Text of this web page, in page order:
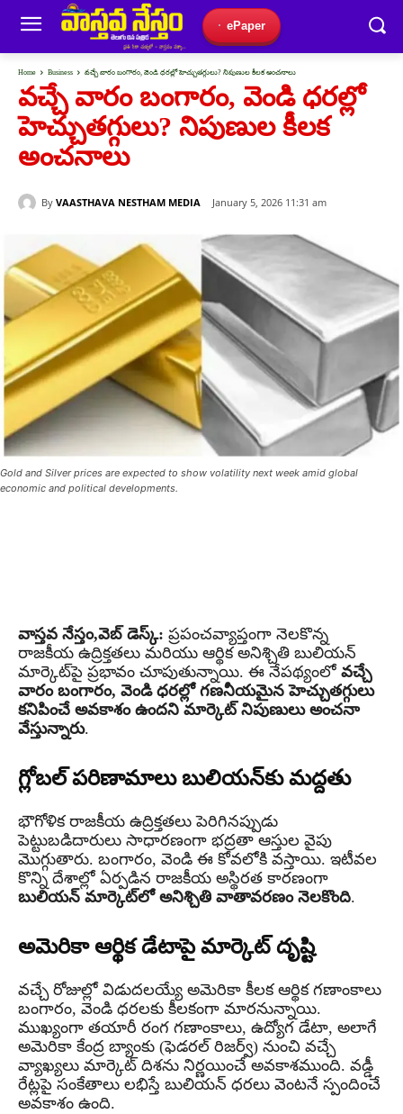
ePaper
Home Business వచ్చే వారం బంగారం, వెండి ధరల్లో హెచ్చుతగ్గులు? నిపుణుల కీలక అంచనాలు
వచ్చే వారం బంగారం, వెండి ధరల్లో
హెచ్చుతగ్గులు? నిపుణుల కీలక
అంచనాలు
By VAASTHAVA NESTHAM MEDIA January 5, 2026 11:31 am
Gold and Silver prices are expected to show volatility next week amid global
economic and political developments.
వాస్తవ నేస్తం,వెబ్ డెస్క్: ప్రపంచవ్యాప్తంగా నెలకొన్న
రాజకీయ ఉద్రిక్తతలు మరియు ఆర్థిక అనిశ్చితి బులియన్
మార్కెట్‌పై ప్రభావం చూపుతున్నాయి. ఈ నేపథ్యంలో వచ్చే
వారం బంగారం, వెండి ధరల్లో గణనీయమైన హెచ్చుతగ్గులు
కనిపించే అవకాశం ఉందని మార్కెట్ నిపుణులు అంచనా
వేస్తున్నారు.
గ్లోబల్ పరిణామాలు బులియన్‌కు మద్దతు
భౌగోళిక రాజకీయ ఉద్రిక్తతలు పెరిగినప్పుడు
పెట్టుబడిదారులు సాధారణంగా భద్రతా ఆస్తుల వైపు
మొగ్గుతారు. బంగారం, వెండి ఈ కోవలోకి వస్తాయి. ఇటీవల
కొన్ని దేశాల్లో ఏర్పడిన రాజకీయ అస్థిరత కారణంగా
బులియన్ మార్కెట్‌లో అనిశ్చితి వాతావరణం నెలకొంది.
అమెరికా ఆర్థిక డేటాపై మార్కెట్ దృష్టి
వచ్చే రోజుల్లో విడుదలయ్యే అమెరికా కీలక ఆర్థిక గణాంకాలు
బంగారం, వెండి ధరలకు కీలకంగా మారనున్నాయి.
ముఖ్యంగా తయారీ రంగ గణాంకాలు, ఉద్యోగ డేటా, అలాగే
అమెరికా కేంద్ర బ్యాంకు (ఫెడరల్ రిజర్వ్) నుంచి వచ్చే
వ్యాఖ్యలు మార్కెట్ దిశను నిర్ణయించే అవకాశముంది. వడ్డీ
రేట్లపై సంకేతాలు లభిస్తే బులియన్ ధరలు వెంటనే స్పందించే
అవకాశం ఉంది.